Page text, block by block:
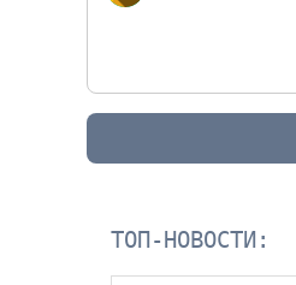
ТОП-НОВОСТИ: